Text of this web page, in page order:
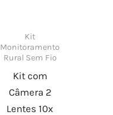
Kit
Monitoramento
Rural Sem Fio
Kit com
Câmera 2
Lentes 10x